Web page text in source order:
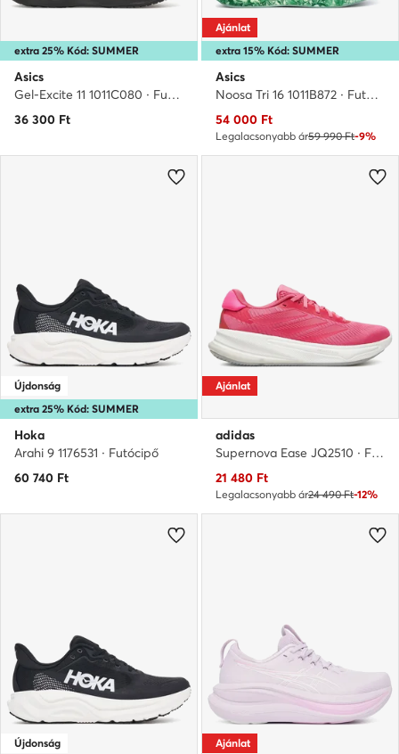
extra 25% Kód: SUMMER
Asics
Gel-Excite 11 1011C080 · Futócipő
36 300 Ft
extra 15% Kód: SUMMER
Ajánlat
Asics
Noosa Tri 16 1011B872 · Futócipő
Aktuális ár
54 000 Ft
Legalacsonyabb ár59 990 Ft-9%
extra 25% Kód: SUMMER
Újdonság
Hoka
Arahi 9 1176531 · Futócipő
60 740 Ft
Ajánlat
adidas
Supernova Ease JQ2510 · Futócipő
Aktuális ár
21 480 Ft
Legalacsonyabb ár24 490 Ft-12%
Újdonság Ajánlat